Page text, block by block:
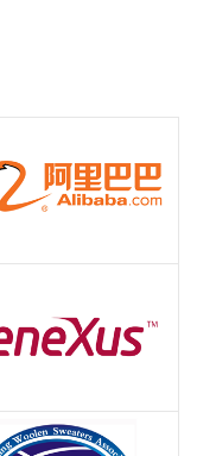
阿里巴巴
GeneXus